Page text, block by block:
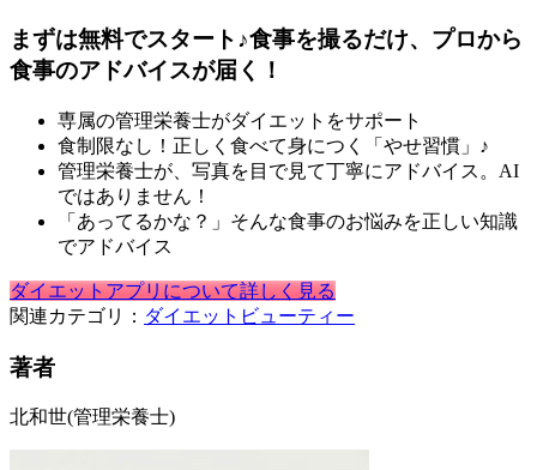
まずは無料でスタート♪食事を撮るだけ、プロから
食事のアドバイスが届く！
専属の管理栄養士がダイエットをサポート
食制限なし！正しく食べて身につく「やせ習慣」♪
管理栄養士が、写真を目で見て丁寧にアドバイス。AI
ではありません！
「あってるかな？」そんな食事のお悩みを正しい知識
でアドバイス
ダイエットアプリについて詳しく見る
関連カテゴリ： ダイエット ビューティー
著者
北和世(管理栄養士)